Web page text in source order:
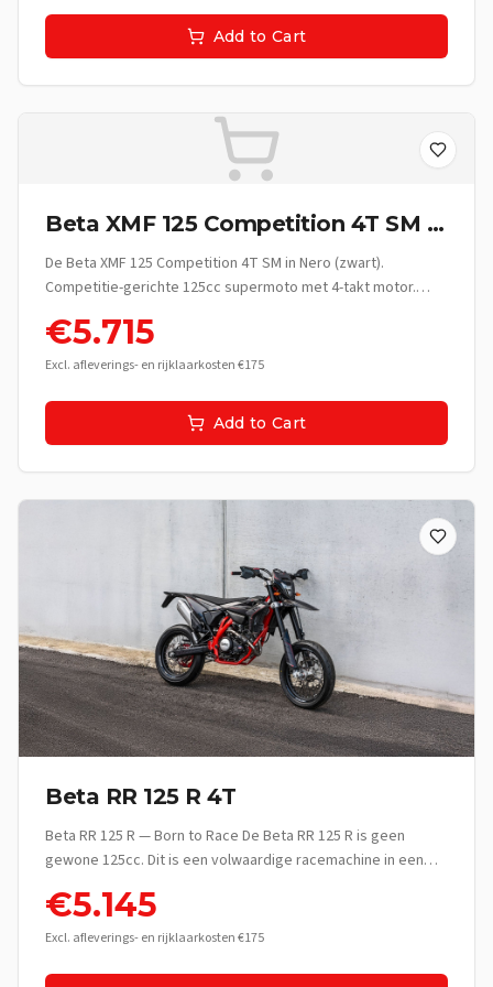
Add to Cart
Beta XMF 125 Competition 4T SM -
Nero
De Beta XMF 125 Competition 4T SM in Nero (zwart).
Competitie-gerichte 125cc supermoto met 4-takt motor.
€5.715
Excl. afleverings- en rijklaarkosten €175
Add to Cart
Beta RR 125 R 4T
Beta RR 125 R — Born to Race De Beta RR 125 R is geen
gewone 125cc. Dit is een volwaardige racemachine in een
voelen tussen rijden en écht rijden. Met zijn 4-takt motor,
race-geometrie en premium componenten levert de RR 125
eerste enduro-avontuur beleeft of al jaren de bossen en
€5.145
Excl. afleverings- en rijklaarkosten €175